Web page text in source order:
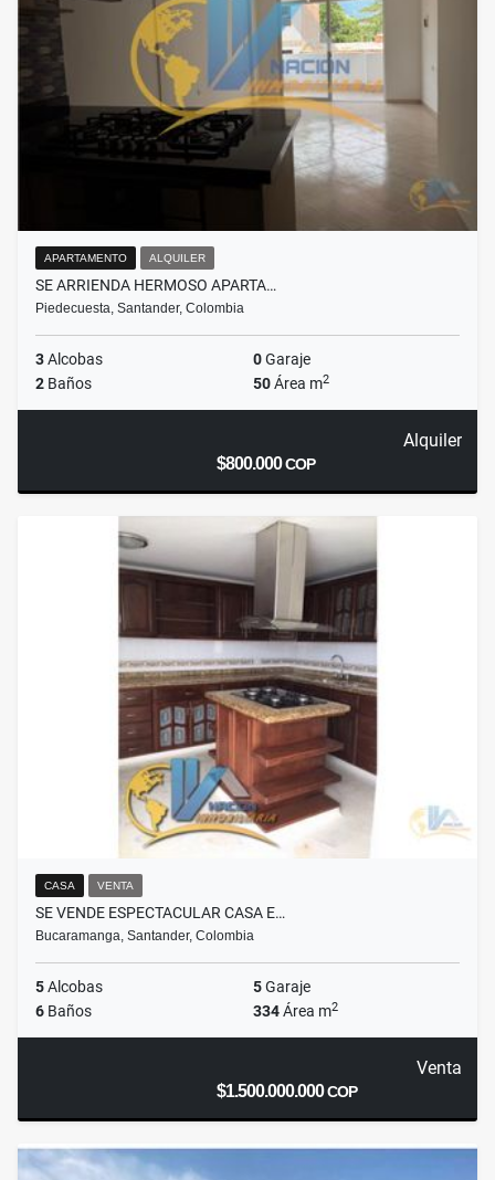
APARTAMENTO ALQUILER
SE ARRIENDA HERMOSO APARTA…
Piedecuesta, Santander, Colombia
3Alcobas 0Garaje
2 Baños 50Área m2
Alquiler
$800.000COP
CASA VENTA
SE VENDE ESPECTACULAR CASA E…
Bucaramanga, Santander, Colombia
5Alcobas 5Garaje
6 Baños 334Área m2
Venta
$1.500.000.000COP